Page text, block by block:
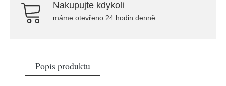
Nakupujte kdykoli
máme otevřeno 24 hodin denně
Popis produktu